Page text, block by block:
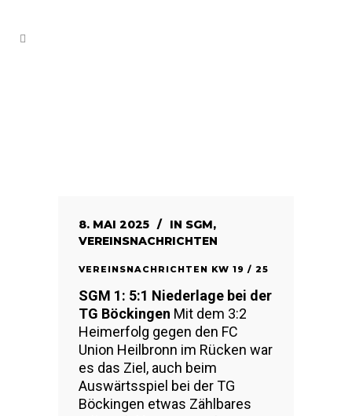
8. MAI 2025 IN SGM,
VEREINSNACHRICHTEN
VEREINSNACHRICHTEN KW 19 / 25
SGM 1: 5:1 Niederlage bei der
TG Böckingen Mit dem 3:2
Heimerfolg gegen den FC
Union Heilbronn im Rücken war
es das Ziel, auch beim
Auswärtsspiel bei der TG
Böckingen etwas Zählbares